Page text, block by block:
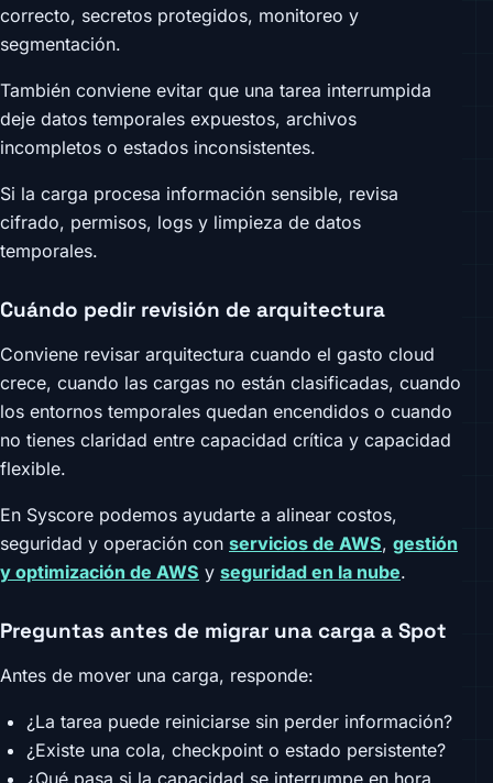
correcto, secretos protegidos, monitoreo y
segmentación.
También conviene evitar que una tarea interrumpida
deje datos temporales expuestos, archivos
incompletos o estados inconsistentes.
Si la carga procesa información sensible, revisa
cifrado, permisos, logs y limpieza de datos
temporales.
Cuándo pedir revisión de arquitectura
Conviene revisar arquitectura cuando el gasto cloud
crece, cuando las cargas no están clasificadas, cuando
los entornos temporales quedan encendidos o cuando
no tienes claridad entre capacidad crítica y capacidad
flexible.
En Syscore podemos ayudarte a alinear costos,
seguridad y operación con servicios de AWS, gestión
y optimización de AWS y seguridad en la nube.
Preguntas antes de migrar una carga a Spot
Antes de mover una carga, responde:
¿La tarea puede reiniciarse sin perder información?
¿Existe una cola, checkpoint o estado persistente?